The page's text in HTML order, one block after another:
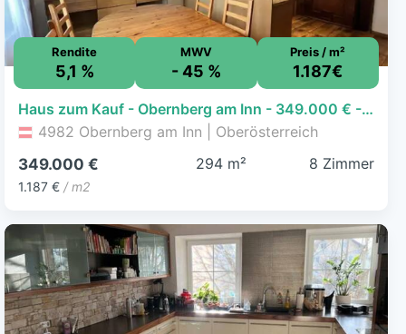
Rendite
5,1 %
MWV
- 45 %
Preis / m²
1.187€
Haus zum Kauf - Obernberg am Inn - 349.000 € - 8 Zimmer, 294 m², 247 m² Grundstück
4982 Obernberg am Inn | Oberösterreich
349.000 €
1.187 € / m2
294 m² 8 Zimmer